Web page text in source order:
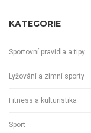
KATEGORIE
Sportovní pravidla a tipy
Lyžování a zimní sporty
Fitness a kulturistika
Sport